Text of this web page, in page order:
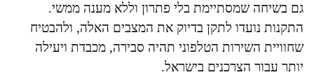
גם בשיחה שמסתיימת בלי פתרון וללא מענה ממשי.
התקנות נועדו לתקן בדיוק את המצבים האלה, ולהבטיח
שחוויית השירות הטלפוני תהיה סבירה, מכבדת ויעילה
יותר עבור הצרכנים בישראל.